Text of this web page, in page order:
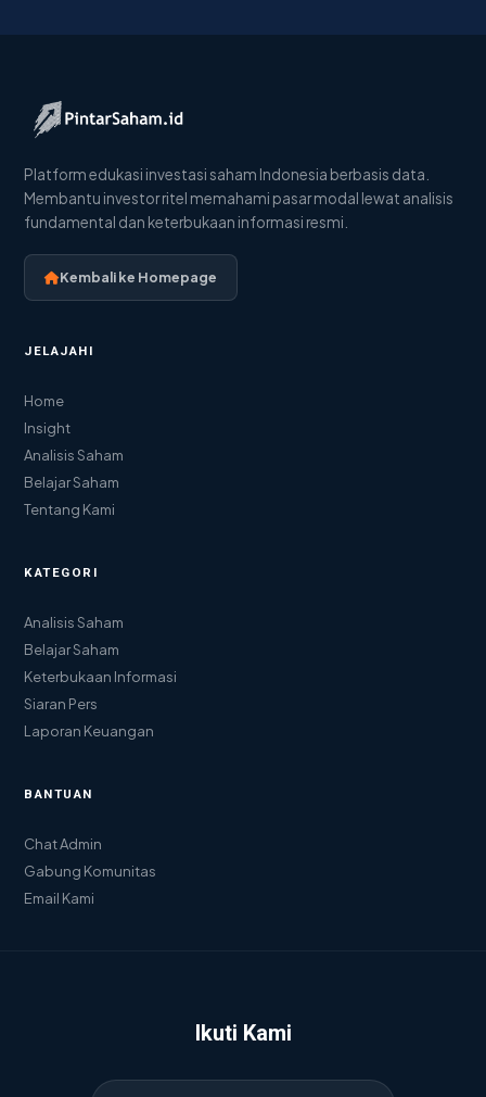
Platform edukasi investasi saham Indonesia berbasis data.
Membantu investor ritel memahami pasar modal lewat analisis
fundamental dan keterbukaan informasi resmi.
Kembali ke Homepage
JELAJAHI
Home
Insight
Analisis Saham
Belajar Saham
Tentang Kami
KATEGORI
Analisis Saham
Belajar Saham
Keterbukaan Informasi
Siaran Pers
Laporan Keuangan
BANTUAN
Chat Admin
Gabung Komunitas
Email Kami
Ikuti Kami